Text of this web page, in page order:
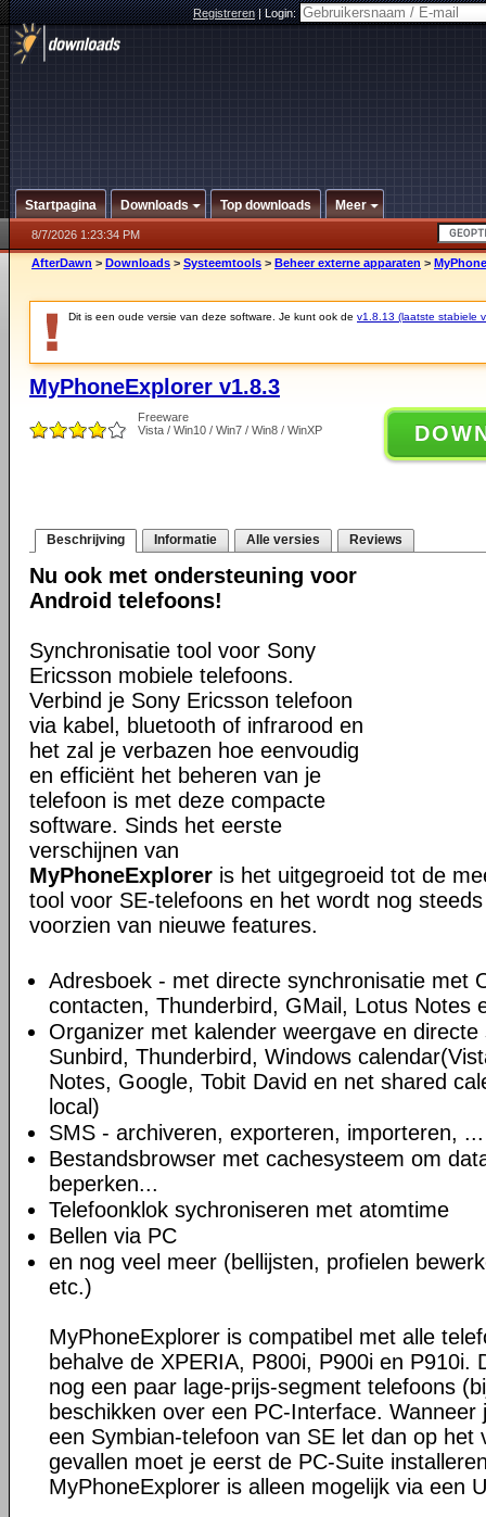
Registreren|Login:
Startpagina Downloads Top downloads Meer
8/7/2026 1:23:34 PM
AfterDawn > Downloads > Systeemtools > Beheer externe apparaten >
Dit is een oude versie van deze software. Je kunt ook de v1.8.13 (laatste stabiele
MyPhoneExplorer v1.8.3
Freeware
Vista / Win10 / Win7 / Win8 / WinXP
Beschrijving Informatie Alle versies Reviews
Nu ook met ondersteuning voor
Android telefoons!
Synchronisatie tool voor Sony
Ericsson mobiele telefoons.
Verbind je Sony Ericsson telefoon
via kabel, bluetooth of infrarood en
het zal je verbazen hoe eenvoudig
en efficiënt het beheren van je
telefoon is met deze compacte
software. Sinds het eerste
verschijnen van
MyPhoneExplorer is het uitgegroeid tot de
tool voor SE-telefoons en het wordt nog
voorzien van nieuwe features.
Adresboek - met directe synchronisatie met
contacten, Thunderbird, GMail, Lotus Notes
Organizer met kalender weergave en
Sunbird, Thunderbird, Windows
Notes, Google, Tobit David en net shared
local)
SMS - archiveren, exporteren, importeren, ...
Bestandsbrowser met cachesysteem om
beperken...
Telefoonklok sychroniseren met atomtime
Bellen via PC
en nog veel meer (bellijsten, profielen
etc.)
MyPhoneExplorer is compatibel met alle
behalve de XPERIA, P800i, P900i en P910i.
nog een paar lage-prijs-segment telefoons
beschikken over een PC-Interface.
een Symbian-telefoon van SE let dan op het
gevallen moet je eerst de PC-Suite
MyPhoneExplorer is alleen mogelijk via een